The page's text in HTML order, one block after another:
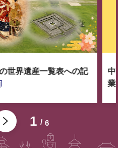
1 6
世界遺産一覧表への記
中
業